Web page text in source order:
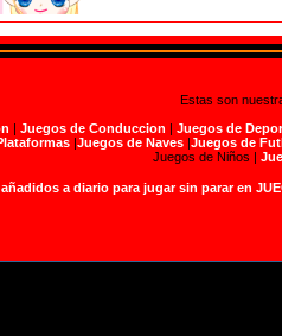
Estas son
| Juegos de Conduccion | Juegos de
|Juegos de Naves|Juegos de
Juegos de Niños |
a diario para jugar sin parar en